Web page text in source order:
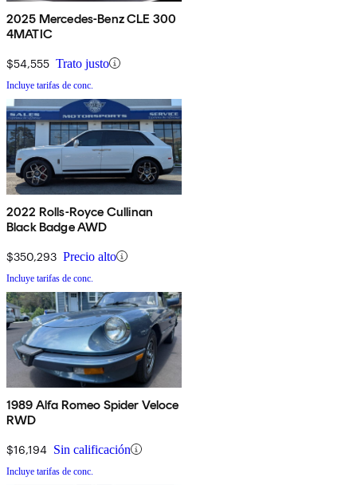
2025 Mercedes-Benz CLE 300
4MATIC
$54,555 Trato justo
Incluye tarifas de conc.
2022 Rolls-Royce Cullinan
Black Badge AWD
$350,293 Precio alto
Incluye tarifas de conc.
1989 Alfa Romeo Spider Veloce
RWD
$16,194 Sin calificación
Incluye tarifas de conc.